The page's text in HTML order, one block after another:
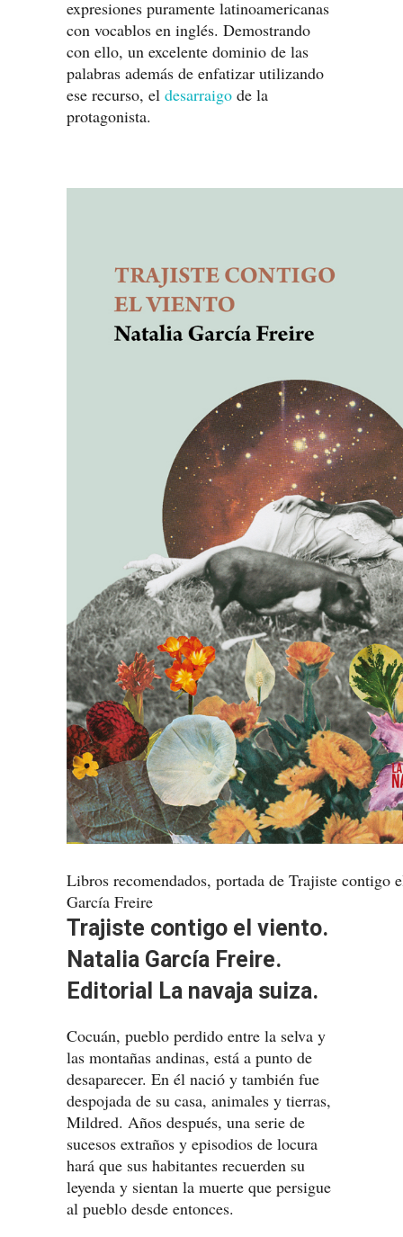
expresiones puramente latinoamericanas
con vocablos en inglés. Demostrando
con ello, un excelente dominio de las
palabras además de enfatizar utilizando
ese recurso, el desarraigo de la
protagonista.
Libros recomendados, portada de Trajiste contigo
García Freire
Trajiste contigo el viento.
Natalia García Freire.
Editorial La navaja suiza.
Cocuán, pueblo perdido entre la selva y
las montañas andinas, está a punto de
desaparecer. En él nació y también fue
despojada de su casa, animales y tierras,
Mildred. Años después, una serie de
sucesos extraños y episodios de locura
hará que sus habitantes recuerden su
leyenda y sientan la muerte que persigue
al pueblo desde entonces.